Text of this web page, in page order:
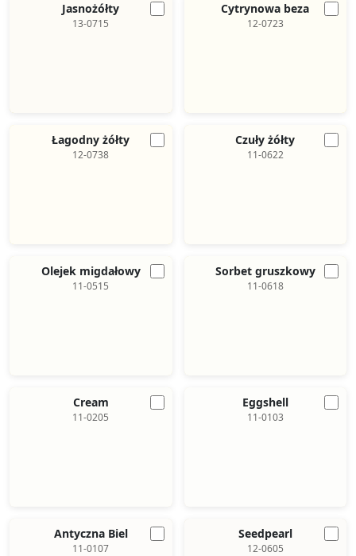
Jasnożółty
13-0715
Cytrynowa beza
12-0723
Łagodny żółty
12-0738
Czuły żółty
11-0622
Olejek migdałowy
11-0515
Sorbet gruszkowy
11-0618
Cream
11-0205
Eggshell
11-0103
Antyczna Biel
11-0107
Seedpearl
12-0605